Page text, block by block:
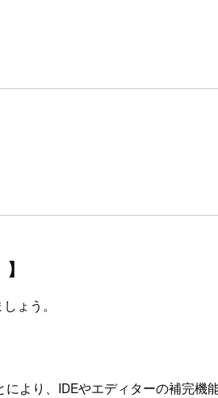
ょう。
より、IDEやエディターの補完